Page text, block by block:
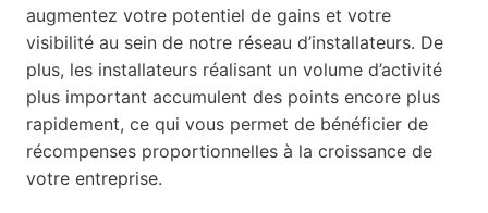
augmentez votre potentiel de gains et votre
visibilité au sein de notre réseau d’installateurs. De
plus, les installateurs réalisant un volume d’activité
plus important accumulent des points encore plus
rapidement, ce qui vous permet de bénéficier de
récompenses proportionnelles à la croissance de
votre entreprise.